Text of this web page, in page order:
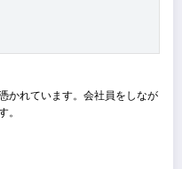
かれています。会社員をしなが